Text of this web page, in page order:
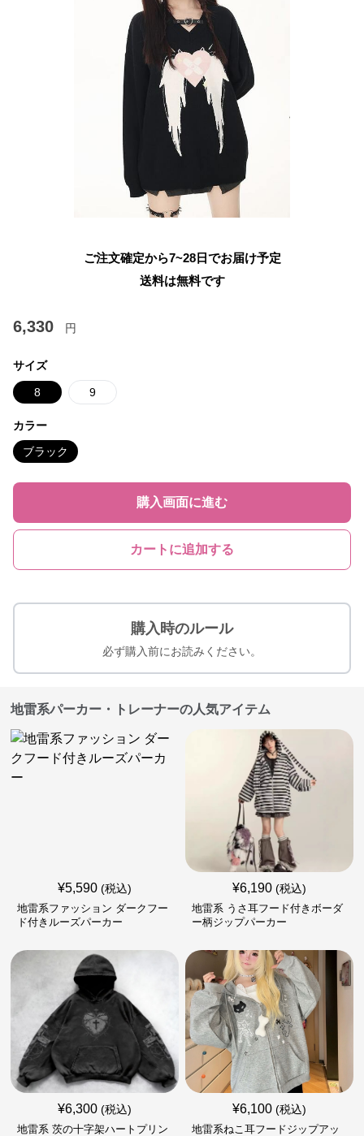
ご注文確定から7~28日でお届け予定
送料は無料です
6,330 円
サイズ
8 9
カラー
ブラック
購入画面に進む
カートに追加する
購入時のルール
必ず購入前にお読みください。
地雷系パーカー・トレーナーの人気アイテム
¥5,590 (税込)
地雷系ファッション ダークフー
ド付きルーズパーカー
¥6,190 (税込)
地雷系 うさ耳フード付きボーダ
ー柄ジップパーカー
¥6,300 (税込)
地雷系 茨の十字架ハートプリン
¥6,100 (税込)
地雷系ねこ耳フードジップアッ